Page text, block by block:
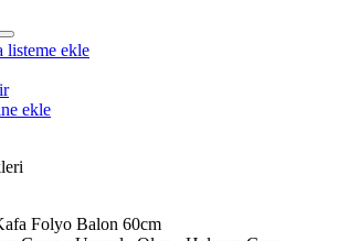
listeme ekle
ekle
Folyo Balon 60cm